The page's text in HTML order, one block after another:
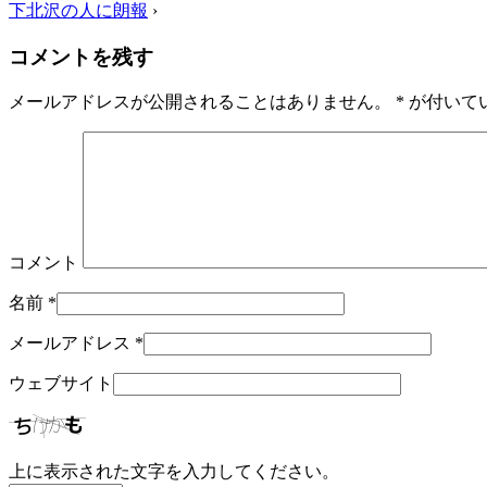
下北沢の人に朗報 ›
コメントを残す
メールアドレスが公開されることはありません。 * が付いて
コメント
名前 *
メールアドレス *
ウェブサイト
上に表示された文字を入力してください。